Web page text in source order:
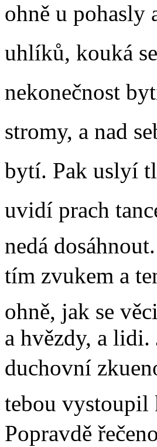
ohně u pohasly
uhlíků, kouká
nekonečnost
stromy, a nad
bytí. Pak uslyí
uvidí prach
nedá
tím zvukem a
ohně, jak se
a hvězdy, a lidi.
duchovní
tebou vystoupil
Popravdě